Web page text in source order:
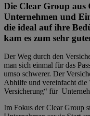
Die Clear Group
Unternehmen und
die ideal auf ihre
kam es zum sehr
Der Weg durch den
man sich einmal für das
umso schwerer. Der
Abhilfe und vereinfacht die
Versicherung“ für
Im Fokus der Clear Group